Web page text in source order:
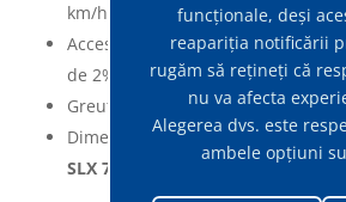
km/h.
Accesul în rampă a acestui
de 2%.
Greutatea fără baterii a
Dimensiunile acestuiechipament
SLX 750
sunt 1.030 x 770 x 750 mm
funcționale, deși
reapariția notificării
rugăm să rețineți că
nu va afecta
Alegerea dvs. este
ambele opțiuni